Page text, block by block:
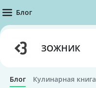
Блог
ЗОЖНИК
Блог Кулинарная книга